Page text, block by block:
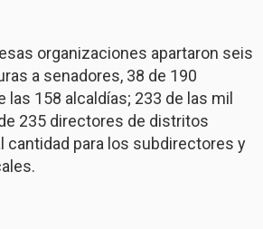
organizaciones apartaron seis
a senadores, 38 de 190
las 158 alcaldías; 233 de las mil
235 directores de distritos
cantidad para los subdirectores y